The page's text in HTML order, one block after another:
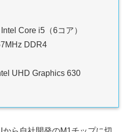
Core i5（6コア）
DDR4
UHD Graphics 630